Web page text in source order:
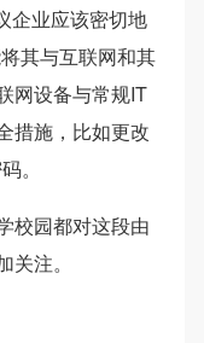
企业应该密切地
其与互联网和其
网设备与常规IT
措施，比如更改
。
校园都对这段由
注。